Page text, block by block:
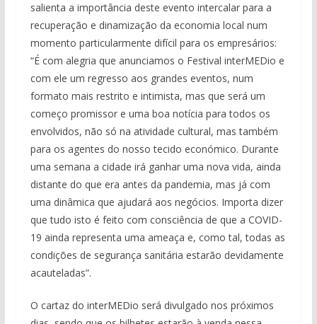
salienta a importância deste evento intercalar para a
recuperação e dinamização da economia local num
momento particularmente difícil para os empresários:
“É com alegria que anunciamos o Festival interMEDio e
com ele um regresso aos grandes eventos, num
formato mais restrito e intimista, mas que será um
começo promissor e uma boa notícia para todos os
envolvidos, não só na atividade cultural, mas também
para os agentes do nosso tecido económico. Durante
uma semana a cidade irá ganhar uma nova vida, ainda
distante do que era antes da pandemia, mas já com
uma dinâmica que ajudará aos negócios. Importa dizer
que tudo isto é feito com consciência de que a COVID-
19 ainda representa uma ameaça e, como tal, todas as
condições de segurança sanitária estarão devidamente
acauteladas”.
O cartaz do interMEDio será divulgado nos próximos